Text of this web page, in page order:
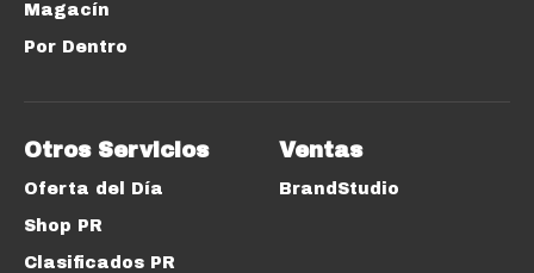
Magacín
Por Dentro
Otros Servicios
Oferta del Día
Shop PR
Clasificados PR
Ventas
BrandStudio